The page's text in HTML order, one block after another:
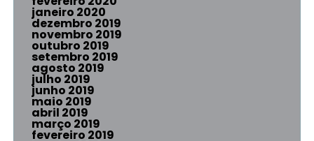
janeiro 2020
dezembro 2019
novembro 2019
outubro 2019
setembro 2019
agosto 2019
julho 2019
junho 2019
maio 2019
abril 2019
março 2019
fevereiro 2019